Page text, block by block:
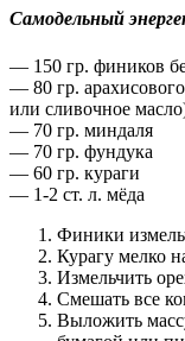
Самодельный
— 150 гр. фиников
— 80 гр.
или сливочное
— 70 гр. миндаля
— 70 гр. фундука
— 60 гр. кураги
— 1-2 ст. л. мёда
Финики
Курагу мелко
Измельчить
Смешать все
Выложить